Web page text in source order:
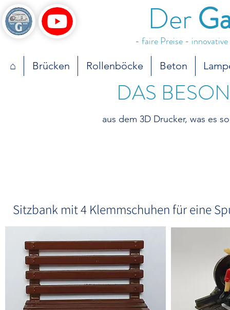
Der
- faire Preise -
⌂ Brücken Rollenböcke Beton
DAS
aus dem 3D Drucker, was es
Sitzbank mit 4 Klemmschuhen für eine